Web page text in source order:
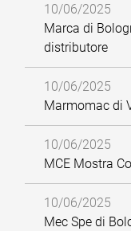
10/06/2025
Marca di
distributore
10/06/2025
Marmomac di
10/06/2025
MCE Mostra
10/06/2025
Mec Spe di